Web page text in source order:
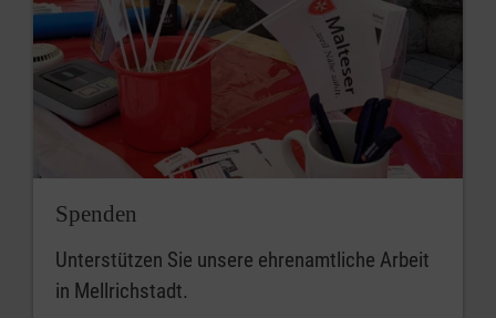
Spenden
Unterstützen Sie unsere ehrenamtliche Arbeit
in Mellrichstadt.